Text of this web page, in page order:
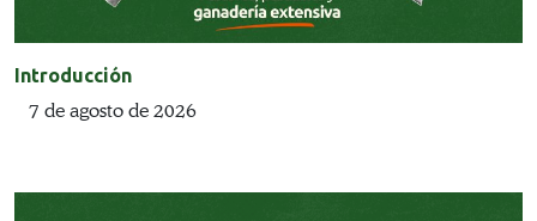
Introducción
7 de agosto de 2026